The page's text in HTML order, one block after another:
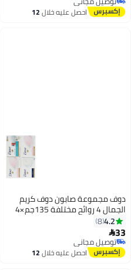
توصيل مجانياحصل عليه خلال12
اغسطس
مجموعة صابون دوف كريم
مختلفة 135جم×4
4.2
8

توصيل مجاني
توصيل مجانياحصل عليه خلال12
اغسطس